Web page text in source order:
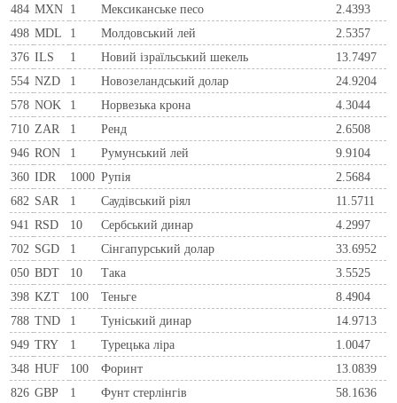
484 MXN 1 Мексиканське песо
2.4393
498 MDL 1 Молдовський лей
2.5357
376 ILS 1 Новий ізраїльський шекель
13.7497
554 NZD 1 Новозеландський долар
24.9204
578 NOK 1 Норвезька крона
4.3044
710 ZAR 1 Ренд
2.6508
946 RON 1 Румунський лей
9.9104
360 IDR 1000 Рупія
2.5684
682 SAR 1 Саудівський ріял
11.5711
941 RSD 10 Сербський динар
4.2997
702 SGD 1 Сінгапурський долар
33.6952
050 BDT 10 Така
3.5525
398 KZT 100 Теньге
8.4904
788 TND 1 Туніський динар
14.9713
949 TRY 1 Турецька ліра
1.0047
348 HUF 100 Форинт
13.0839
826 GBP 1 Фунт стерлінгів 58.1636